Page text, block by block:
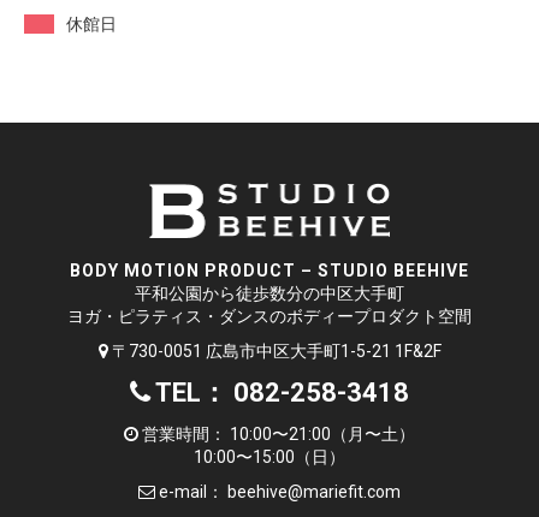
休館日
BODY MOTION PRODUCT – STUDIO BEEHIVE
平和公園から徒歩数分の中区大手町
ヨガ・ピラティス・ダンスのボディープロダクト空間
〒730-0051 広島市中区大手町1-5-21 1F&2F
TEL： 082-258-3418
営業時間： 10:00〜21:00（月〜土）
10:00〜15:00（日）
e-mail： beehive@mariefit.com